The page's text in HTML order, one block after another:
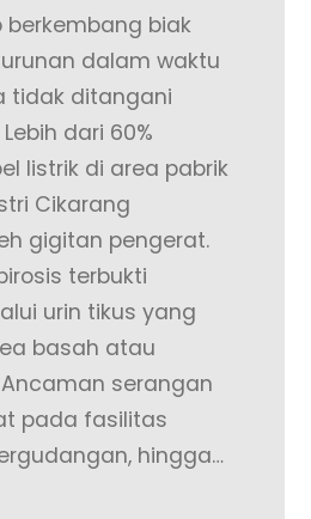
berkembang biak
dalam waktu
tidak ditangani
dari 60%
listrik di area pabrik
Cikarang
gigitan pengerat.
terbukti
urin tikus yang
basah atau
serangan
pada fasilitas
hingga…